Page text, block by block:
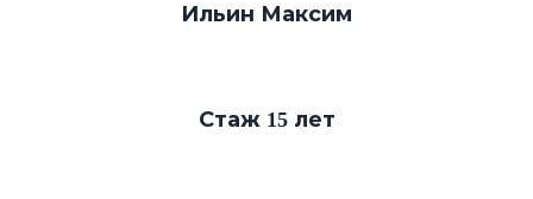
Ильин Максим
Стаж 15 лет